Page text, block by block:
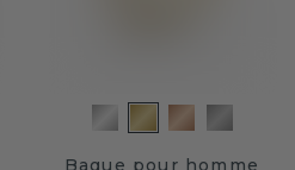
Bague pour homme